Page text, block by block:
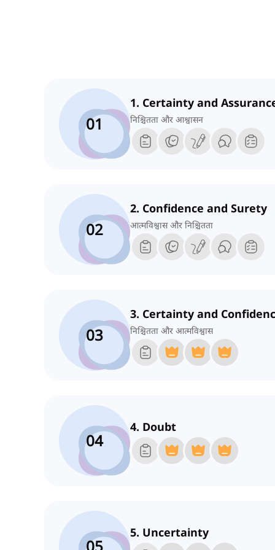
01
1. Certainty and
निश्चितता और आश्वासन
02
2. Confidence and Surety
आत्मविश्वास और निश्चितता
03
3. Certainty and
निश्चितता और आत्मविश्वास
04
4. Doubt
5. Uncertainty